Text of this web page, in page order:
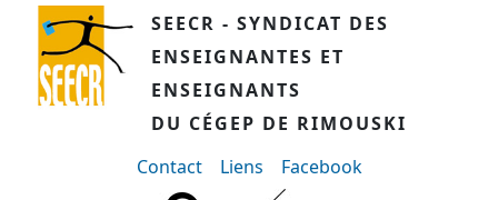
Aller au contenu principalSEECR - SYNDICAT DES
ENSEIGNANTES ET
ENSEIGNANTS
DU CÉGEP DE RIMOUSKI
menu-secondaire
Contact Liens Facebook